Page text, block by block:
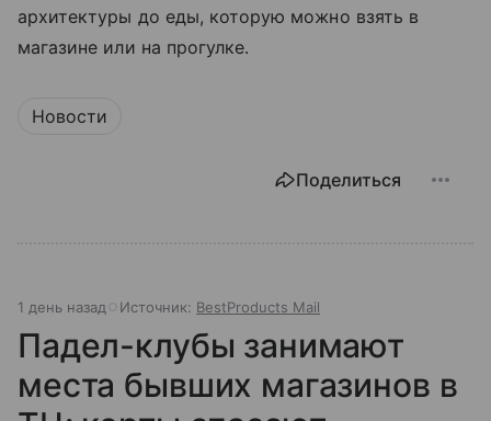
архитектуры до еды, которую можно взять в
магазине или на прогулке.
Новости
Поделиться
1 день назад Источник: BestProducts Mail
Падел-клубы занимают
места бывших магазинов в